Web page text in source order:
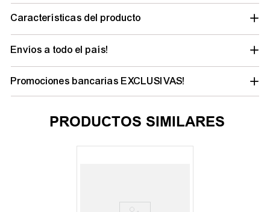
Características del producto
Envíos a todo el país!
Promociones bancarias EXCLUSIVAS!
PRODUCTOS SIMILARES